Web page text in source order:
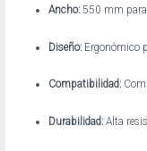
Ancho:550 mm para
Diseño:Ergonómico
Compatibilidad:
Durabilidad:Alta